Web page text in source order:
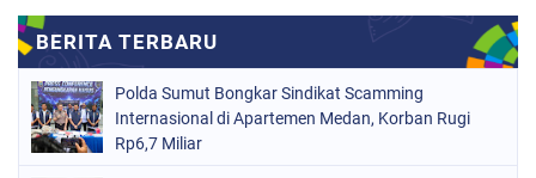
Polda Sumut Bongkar Sindikat Scamming
Internasional di Apartemen Medan, Korban Rugi
Rp6,7 Miliar